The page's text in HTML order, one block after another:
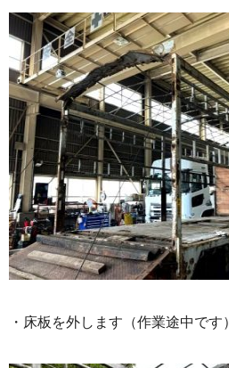
・床板を外します（作業途中です）